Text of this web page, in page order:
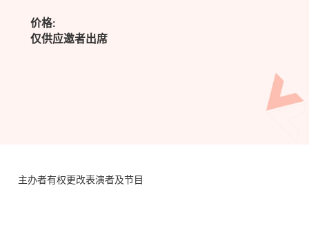
价格:
仅供应邀者出席
主办者有权更改表演者及节目